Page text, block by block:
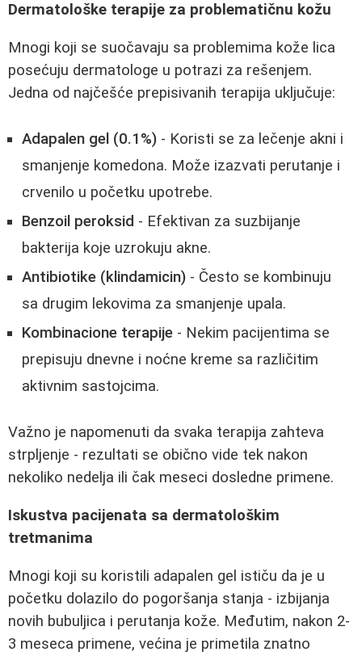
Dermatološke terapije za problematičnu kožu
Mnogi koji se suočavaju sa problemima kože lica
posećuju dermatologe u potrazi za rešenjem.
Jedna od najčešće prepisivanih terapija uključuje:
Adapalen gel (0.1%) - Koristi se za lečenje akni i
smanjenje komedona. Može izazvati perutanje i
crvenilo u početku upotrebe.
Benzoil peroksid - Efektivan za suzbijanje
bakterija koje uzrokuju akne.
Antibiotike (klindamicin) - Često se kombinuju
sa drugim lekovima za smanjenje upala.
Kombinacione terapije - Nekim pacijentima se
prepisuju dnevne i noćne kreme sa različitim
aktivnim sastojcima.
Važno je napomenuti da svaka terapija zahteva
strpljenje - rezultati se obično vide tek nakon
nekoliko nedelja ili čak meseci dosledne primene.
Iskustva pacijenata sa dermatološkim
tretmanima
Mnogi koji su koristili adapalen gel ističu da je u
početku dolazilo do pogoršanja stanja - izbijanja
novih bubuljica i perutanja kože. Međutim, nakon 2-
3 meseca primene, većina je primetila znatno